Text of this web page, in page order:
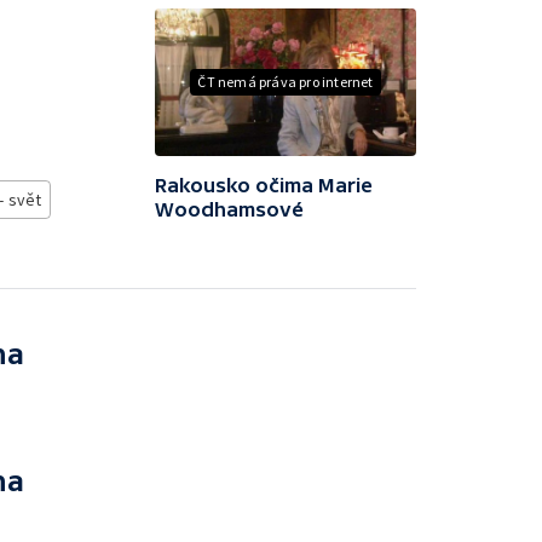
svět
ČT nemá práva pro internet
Rakousko očima Marie
Woodhamsové